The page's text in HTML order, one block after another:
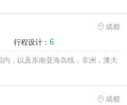
成都
行程设计： 6
，以及东南亚海岛线，非洲，澳大
成都